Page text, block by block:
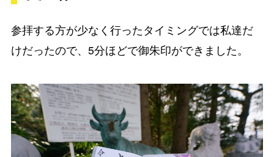
参拝する方が少なく行ったタイミングでは私達だ
けだったので、5分ほどで御朱印ができました。